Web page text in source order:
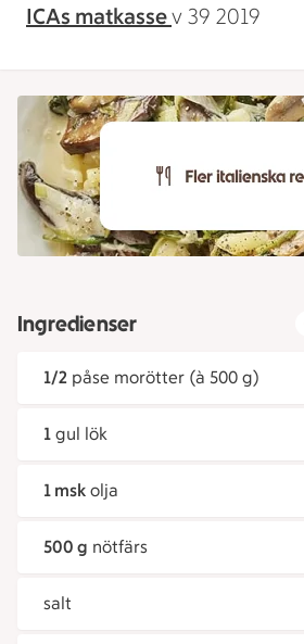
ICAs matkassev 39 2019
Ingredienser
1/2 påse morötter (à 500 g)
1 gul lök
1 msk olja
500 g nötfärs
salt